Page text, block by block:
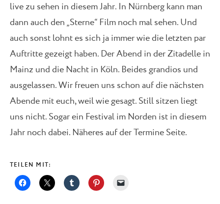
live zu sehen in diesem Jahr. In Nürnberg kann man
dann auch den „Sterne“ Film noch mal sehen. Und
auch sonst lohnt es sich ja immer wie die letzten par
Auftritte gezeigt haben. Der Abend in der Zitadelle in
Mainz und die Nacht in Köln. Beides grandios und
ausgelassen. Wir freuen uns schon auf die nächsten
Abende mit euch, weil wie gesagt. Still sitzen liegt
uns nicht. Sogar ein Festival im Norden ist in diesem
Jahr noch dabei. Näheres auf der Termine Seite.
TEILEN MIT: